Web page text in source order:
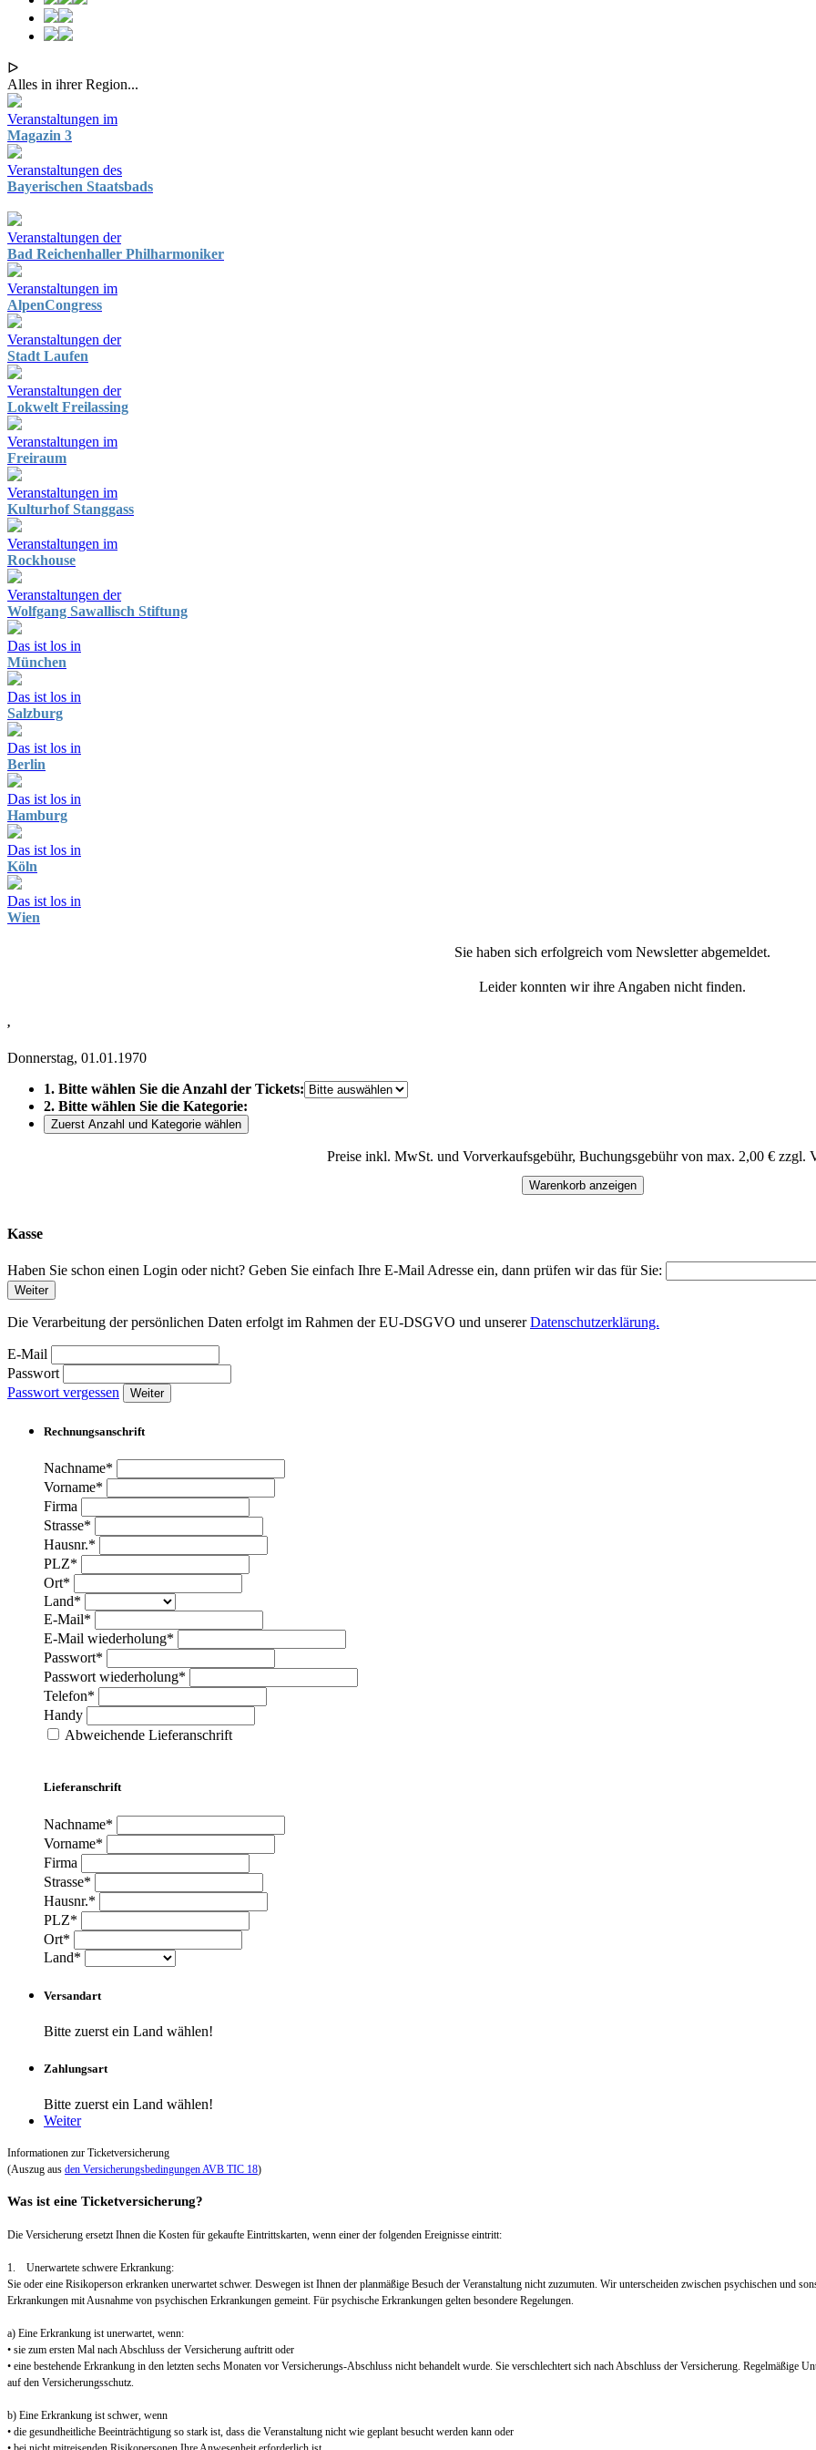
ᐅ
Alles in ihrer Region...
Veranstaltungen im
Magazin 3
Veranstaltungen des
Bayerischen Staatsbads
Veranstaltungen der
Bad Reichenhaller Philharmoniker
Veranstaltungen im
AlpenCongress
Veranstaltungen der
Stadt Laufen
Veranstaltungen der
Lokwelt Freilassing
Veranstaltungen im
Freiraum
Veranstaltungen im
Kulturhof Stanggass
Veranstaltungen im
Rockhouse
Veranstaltungen der
Wolfgang Sawallisch Stiftung
Das ist los in
München
Das ist los in
Salzburg
Das ist los in
Berlin
Das ist los in
Hamburg
Das ist los in
Köln
Das ist los in
Wien
Sie haben sich erfolgreich vom Newsletter abgemeldet.
Leider konnten wir ihre Angaben nicht finden.
,
Donnerstag, 01.01.1970
1. Bitte wählen Sie die Anzahl der Tickets:
2. Bitte wählen Sie die Kategorie:
Zuerst Anzahl und Kategorie wählen
Preise inkl. MwSt. und Vorverkaufsgebühr, Buchungsgebühr von max. 2,00 € zzgl.
Warenkorb anzeigen
Kasse
Haben Sie schon einen Login oder nicht? Geben Sie einfach Ihre E-Mail Adresse ein, dann prüfen wir das für Sie:
Weiter
Die Verarbeitung der persönlichen Daten erfolgt im Rahmen der EU-DSGVO und unsererDatenschutzerklärung.
E-Mail
Passwort
Passwort vergessen
Weiter
Rechnungsanschrift
Nachname*
Vorname*
Firma
Strasse*
Hausnr.*
PLZ*
Ort*
Land*
E-Mail*
E-Mail wiederholung*
Passwort*
Passwort wiederholung*
Telefon*
Handy
Abweichende Lieferanschrift
Lieferanschrift
Nachname*
Vorname*
Firma
Strasse*
Hausnr.*
PLZ*
Ort*
Land*
Versandart
Bitte zuerst ein Land wählen!
Zahlungsart
Bitte zuerst ein Land wählen!
Weiter
Informationen zur Ticketversicherung
(Auszug aus den Versicherungsbedingungen AVB TIC 18)
Was ist eine Ticketversicherung?
Die Versicherung ersetzt Ihnen die Kosten für gekaufte Eintrittskarten, wenn einer der folgenden Ereignisse eintritt:
1. Unerwartete schwere Erkrankung:
Sie oder eine Risikoperson erkranken unerwartet schwer. Deswegen ist Ihnen der planmäßige Besuch der Veranstaltung nicht zuzumuten. Wir unterscheiden zwischen psychischen und
Erkrankungen mit Ausnahme von psychischen Erkrankungen gemeint. Für psychische Erkrankungen gelten besondere Regelungen.
a) Eine Erkrankung ist unerwartet, wenn:
• sie zum ersten Mal nach Abschluss der Versicherung auftritt oder
• eine bestehende Erkrankung in den letzten sechs Monaten vor Versicherungs-Abschluss nicht behandelt wurde. Sie verschlechtert sich nach Abschluss der Versicherung. Regelmäßige
auf den Versicherungsschutz.
b) Eine Erkrankung ist schwer, wenn
• die gesundheitliche Beeinträchtigung so stark ist, dass die Veranstaltung nicht wie geplant besucht werden kann oder